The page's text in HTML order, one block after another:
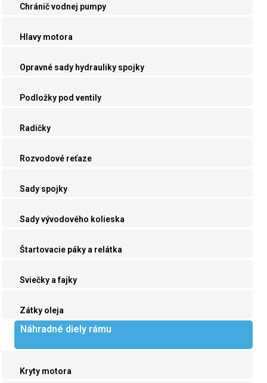
Chránič vodnej pumpy
Hlavy motora
Opravné sady hydrauliky spojky
Podložky pod ventily
Radičky
Rozvodové reťaze
Sady spojky
Sady vývodového kolieska
Štartovacie páky a relátka
Sviečky a fajky
Zátky oleja
Náhradné diely rámu
Kryty motora